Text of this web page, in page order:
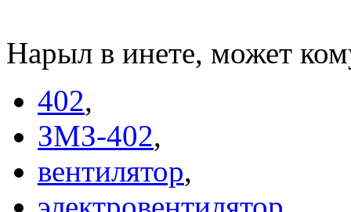
Нарыл в инете, может
402,
ЗМЗ-402,
вентилятор,